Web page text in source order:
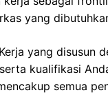
yang
yang disusun
kualifikasi
semua